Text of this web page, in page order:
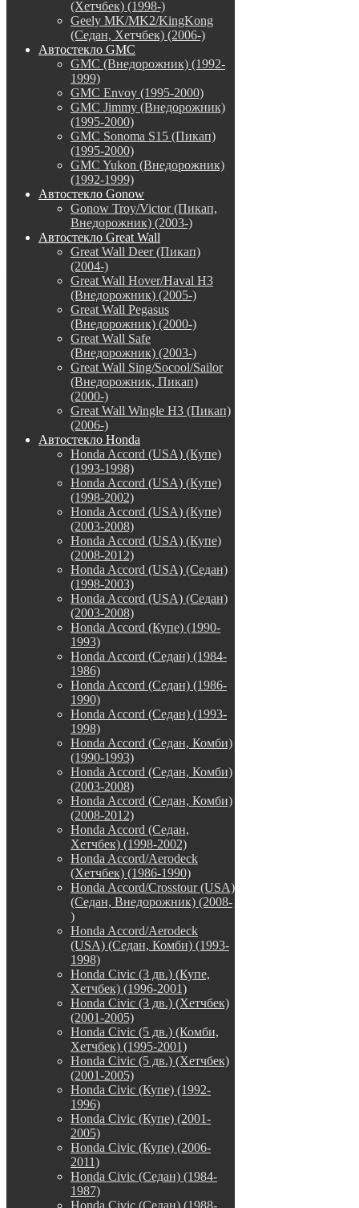
(Хетчбек) (1998-)
Geely MK/MK2/KingKong
(Седан, Хетчбек) (2006-)
Автостекло GMC
GMC (Внедорожник) (1992-
1999)
GMC Envoy (1995-2000)
GMC Jimmy (Внедорожник)
(1995-2000)
GMC Sonoma S15 (Пикап)
(1995-2000)
GMC Yukon (Внедорожник)
(1992-1999)
Автостекло Gonow
Gonow Troy/Victor (Пикап,
Внедорожник) (2003-)
Автостекло Great Wall
Great Wall Deer (Пикап)
(2004-)
Great Wall Hover/Haval H3
(Внедорожник) (2005-)
Great Wall Pegasus
(Внедорожник) (2000-)
Great Wall Safe
(Внедорожник) (2003-)
Great Wall Sing/Socool/Sailor
(Внедорожник, Пикап)
(2000-)
Great Wall Wingle H3 (Пикап)
(2006-)
Автостекло Honda
Honda Accord (USA) (Купе)
(1993-1998)
Honda Accord (USA) (Купе)
(1998-2002)
Honda Accord (USA) (Купе)
(2003-2008)
Honda Accord (USA) (Купе)
(2008-2012)
Honda Accord (USA) (Седан)
(1998-2003)
Honda Accord (USA) (Седан)
(2003-2008)
Honda Accord (Купе) (1990-
1993)
Honda Accord (Седан) (1984-
1986)
Honda Accord (Седан) (1986-
1990)
Honda Accord (Седан) (1993-
1998)
Honda Accord (Седан, Комби)
(1990-1993)
Honda Accord (Седан, Комби)
(2003-2008)
Honda Accord (Седан, Комби)
(2008-2012)
Honda Accord (Седан,
Хетчбек) (1998-2002)
Honda Accord/Aerodeck
(Хетчбек) (1986-1990)
Honda Accord/Crosstour (USA)
(Седан, Внедорожник) (2008-
)
Honda Accord/Аerodeck
(USA) (Седан, Комби) (1993-
1998)
Honda Civic (3 дв.) (Купе,
Хетчбек) (1996-2001)
Honda Civic (3 дв.) (Хетчбек)
(2001-2005)
Honda Civic (5 дв.) (Комби,
Хетчбек) (1995-2001)
Honda Civic (5 дв.) (Хетчбек)
(2001-2005)
Honda Civic (Купе) (1992-
1996)
Honda Civic (Купе) (2001-
2005)
Honda Civic (Купе) (2006-
2011)
Honda Civic (Седан) (1984-
1987)
Honda Civic (Седан) (1988-